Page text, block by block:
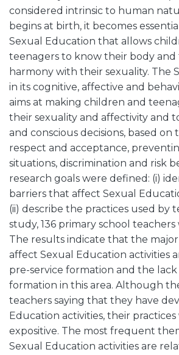
considered intrinsic to human
begins at birth, it becomes
Sexual Education that allows
teenagers to know their body and
harmony with their sexuality. The
in its cognitive, affective and
aims at making children and
their sexuality and affectivity and
and conscious decisions, based on
respect and acceptance,
situations, discrimination and risk
research goals were defined: (i)
barriers that affect Sexual
(ii) describe the practices used by
study, 136 primary school
The results indicate that the
affect Sexual Education activities
pre-service formation and the lack
formation in this area. Although
teachers saying that they have
Education activities, their
expositive. The most frequent
Sexual Education activities are